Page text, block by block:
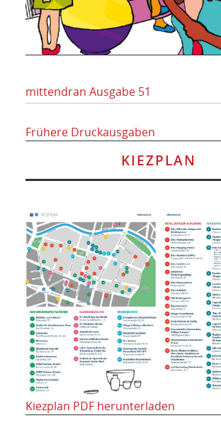
mittendran Ausgabe 51
Frühere Druckausgaben
KIEZPLAN
Kiezplan PDF herunterladen